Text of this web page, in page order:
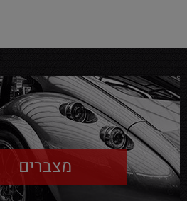
מצברים